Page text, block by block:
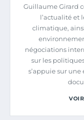
Guillaume Girard
l’actualité et
climatique,
négociations
sur les
s’appuie sur